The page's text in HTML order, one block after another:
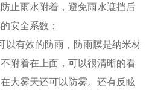
止雨水附着，避免雨水遮挡后
安全系数；
以有效的防雨，防雨膜是纳米材
附着在上面，可以很清晰的看
大雾天还可以防雾。还有反眩